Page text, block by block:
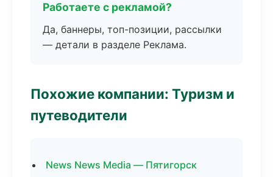
Работаете с рекламой?
Да, баннеры, топ-позиции, рассылки
— детали в разделе Реклама.
Похожие компании: Туризм и
путеводители
News News Media — Пятигорск